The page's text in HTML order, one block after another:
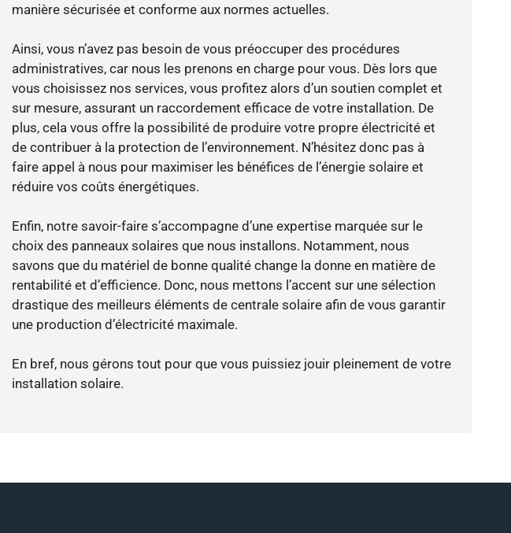
manière sécurisée et conforme aux normes actuelles.
Ainsi, vous n’avez pas besoin de vous préoccuper des procédures
administratives, car nous les prenons en charge pour vous. Dès lors que
vous choisissez nos services, vous profitez alors d’un soutien complet et
sur mesure, assurant un raccordement efficace de votre installation. De
plus, cela vous offre la possibilité de produire votre propre électricité et
de contribuer à la protection de l’environnement. N’hésitez donc pas à
faire appel à nous pour maximiser les bénéfices de l’énergie solaire et
réduire vos coûts énergétiques.
Enfin, notre savoir-faire s’accompagne d’une expertise marquée sur le
choix des panneaux solaires que nous installons. Notamment, nous
savons que du matériel de bonne qualité change la donne en matière de
rentabilité et d’efficience. Donc, nous mettons l’accent sur une sélection
drastique des meilleurs éléments de centrale solaire afin de vous garantir
une production d’électricité maximale.
En bref, nous gérons tout pour que vous puissiez jouir pleinement de votre
installation solaire.